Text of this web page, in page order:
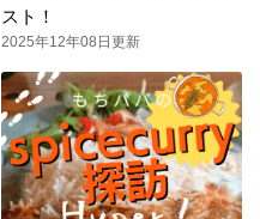
スト！
2025年12年08日更新